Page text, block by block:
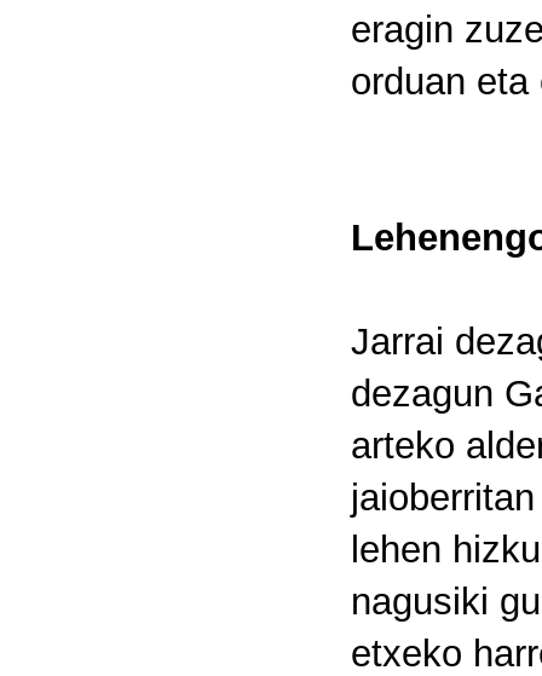
eragin
orduan eta
Jarrai
dezagun
arteko
lehen
nagusiki
etxeko